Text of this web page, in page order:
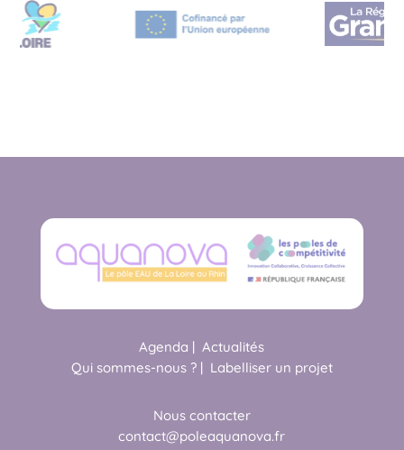
Agenda |Actualités
Qui sommes-nous ?| Labelliser un projet
Nous contacter
contact@poleaquanova.fr